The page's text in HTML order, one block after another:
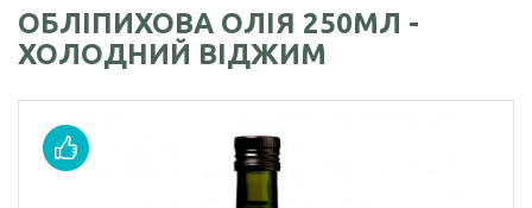
кісточок олія
Гірчична олія
олія
амарантове
Борошно з
Борошно гірчичне
Насіння амаранту
Насіння коноплі
Насіння кунжуту
ОБЛІПИХОВА ОЛІЯ 250МЛ -
ХОЛОДНИЙ ВІДЖИМ